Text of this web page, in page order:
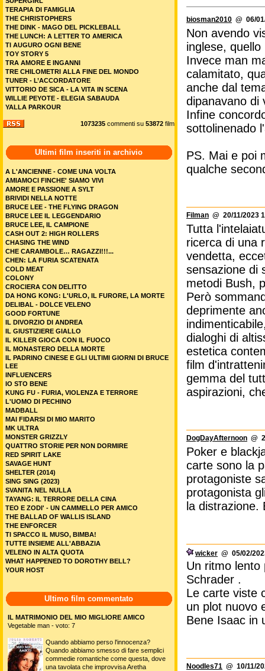
biosman2010 @ 06/
Non avendo
inglese,
Invece man
calamitato,
anche dal
dipanavano di
Infine
sottolinenado
PS. Mai e poi
qualche
Filman @ 20/11/2023
Tutta
ricerca di una
vendetta,
sensazione di
metodi Bush,
Però
deprimente
dialoghi di
estetica
film
gemma del
aspirazioni,
DogDayAfternoon @
Poker e
carte sono la
protagoniste
protagonista
la distrazione.
wicker @ 05/02/
Un ritmo lento
Schrader .
Le carte viste
un plot nuovo
Bene Isaac in
Noodles71 @ 10/11/
TERAPIA DI FAMIGLIA
THE CHRISTOPHERS
THE DINK - MAGO DEL PICKLEBALL
THE LUNCH: A LETTER TO AMERICA
TI AUGURO OGNI BENE
TOY STORY 5
TRA AMORE E INGANNI
TRE CHILOMETRI ALLA FINE DEL MONDO
TUNER - L’ACCORDATORE
VITTORIO DE SICA - LA VITA IN SCENA
WILLIE PEYOTE - ELEGIA SABAUDA
YALLA PARKOUR
1073235 commenti su 53872 film
Ultimi film inseriti in archivio
A L'ANCIENNE - COME UNA VOLTA
AMIAMOCI FINCHE' SIAMO VIVI
AMORE E PASSIONE A SYLT
BRIVIDI NELLA NOTTE
BRUCE LEE - THE FLYING DRAGON
BRUCE LEE IL LEGGENDARIO
BRUCE LEE, IL CAMPIONE
CASH OUT 2: HIGH ROLLERS
CHASING THE WIND
CHE CARAMBOLE… RAGAZZI!!!...
CHEN: LA FURIA SCATENATA
COLD MEAT
COLONY
CROCIERA CON DELITTO
DA HONG KONG: L'URLO, IL FURORE, LA MORTE
DELIBAL - DOLCE VELENO
GOOD FORTUNE
IL DIVORZIO DI ANDREA
IL GIUSTIZIERE GIALLO
IL KILLER GIOCA CON IL FUOCO
IL MONASTERO DELLA MORTE
IL PADRINO CINESE E GLI ULTIMI GIORNI DI BRUCE
LEE
INFLUENCERS
IO STO BENE
KUNG FU - FURIA, VIOLENZA E TERRORE
L'UOMO DI PECHINO
MADBALL
MAI FIDARSI DI MIO MARITO
MK ULTRA
MONSTER GRIZZLY
QUATTRO STORIE PER NON DORMIRE
RED SPIRIT LAKE
SAVAGE HUNT
SHELTER (2014)
SING SING (2023)
SVANITA NEL NULLA
TAYANG: IL TERRORE DELLA CINA
TEO E ZODI' - UN CAMMELLO PER AMICO
THE BALLAD OF WALLIS ISLAND
THE ENFORCER
TI SPACCO IL MUSO, BIMBA!
TUTTE INSIEME ALL'ABBAZIA
VELENO IN ALTA QUOTA
WHAT HAPPENED TO DOROTHY BELL?
YOUR HOST
Ultimo film commentato
IL MATRIMONIO DEL MIO MIGLIORE AMICO
Vegetable man - voto: 7
Quando abbiamo perso l'innocenza?
Quando abbiamo smesso di fare semplici
commedie romantiche come questa, dove
una tavolata che improvvisa Aretha